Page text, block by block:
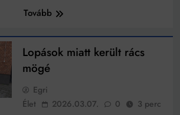
Tovább
Lopások miatt került rács
mögé
Egri
Élet
2026.03.07. 0 3 perc